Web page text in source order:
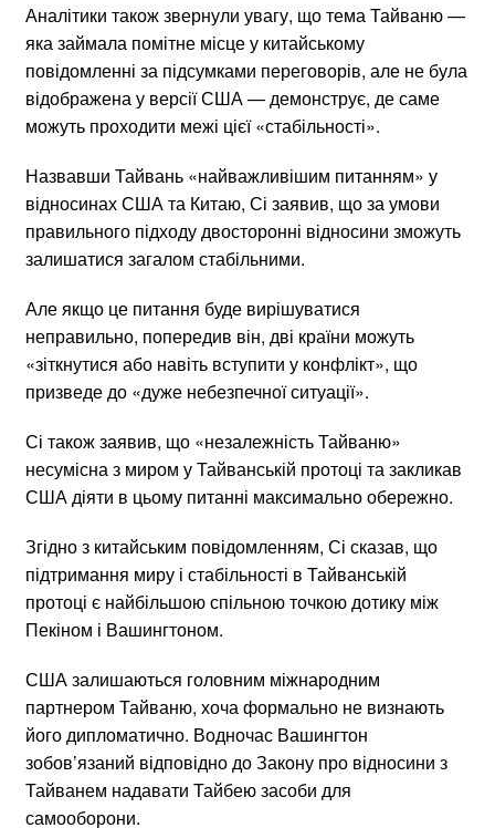
Аналітики також звернули увагу, що тема Тайваню —
яка займала помітне місце у китайському
повідомленні за підсумками переговорів, але не була
відображена у версії США — демонструє, де саме
можуть проходити межі цієї «стабільності».
Назвавши Тайвань «найважливішим питанням» у
відносинах США та Китаю, Сі заявив, що за умови
правильного підходу двосторонні відносини зможуть
залишатися загалом стабільними.
Але якщо це питання буде вирішуватися
неправильно, попередив він, дві країни можуть
«зіткнутися або навіть вступити у конфлікт», що
призведе до «дуже небезпечної ситуації».
Сі також заявив, що «незалежність Тайваню»
несумісна з миром у Тайванській протоці та закликав
США діяти в цьому питанні максимально обережно.
Згідно з китайським повідомленням, Сі сказав, що
підтримання миру і стабільності в Тайванській
протоці є найбільшою спільною точкою дотику між
Пекіном і Вашингтоном.
США залишаються головним міжнародним
партнером Тайваню, хоча формально не визнають
його дипломатично. Водночас Вашингтон
зобов’язаний відповідно до Закону про відносини з
Тайванем надавати Тайбею засоби для
самооборони.